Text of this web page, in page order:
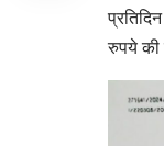
रुपये की